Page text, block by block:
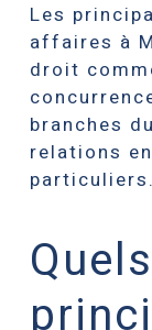
Les
affaires à
droit
branches
relations
particuliers.